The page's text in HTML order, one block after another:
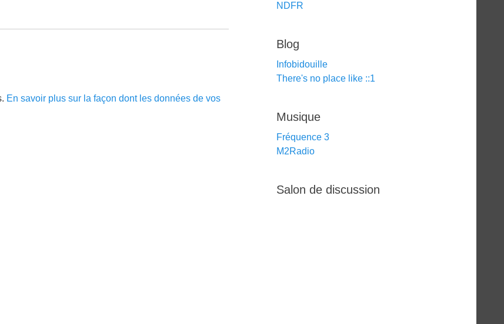
En savoir plus sur la façon dont les données de vos
NDFR
Blog
Infobidouille
There's no place like ::1
Musique
Fréquence 3
M2Radio
Salon de discussion